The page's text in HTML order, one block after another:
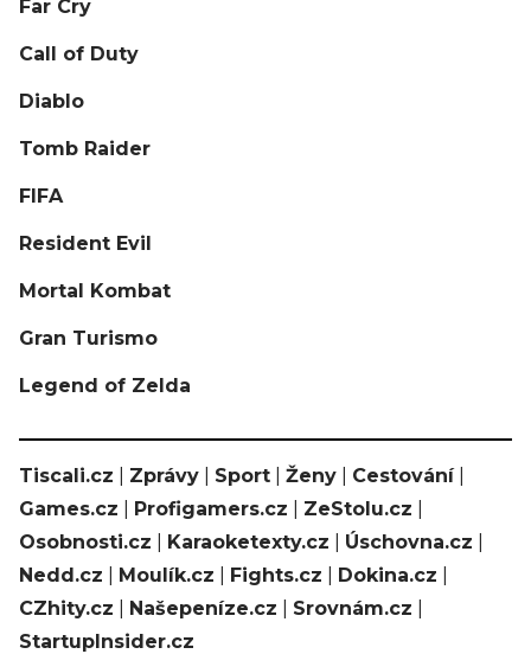
Far Cry
Call of Duty
Diablo
Tomb Raider
FIFA
Resident Evil
Mortal Kombat
Gran Turismo
Legend of Zelda
Tiscali.cz Zprávy Sport Ženy Cestování|
Games.cz
Profigamers.cz ZeStolu.cz
Osobnosti.cz
Karaoketexty.cz Úschovna.cz
Nedd.cz
Moulík.cz Fights.cz Dokina.cz
CZhity.cz
Našepeníze.cz Srovnám.cz
StartupInsider.cz